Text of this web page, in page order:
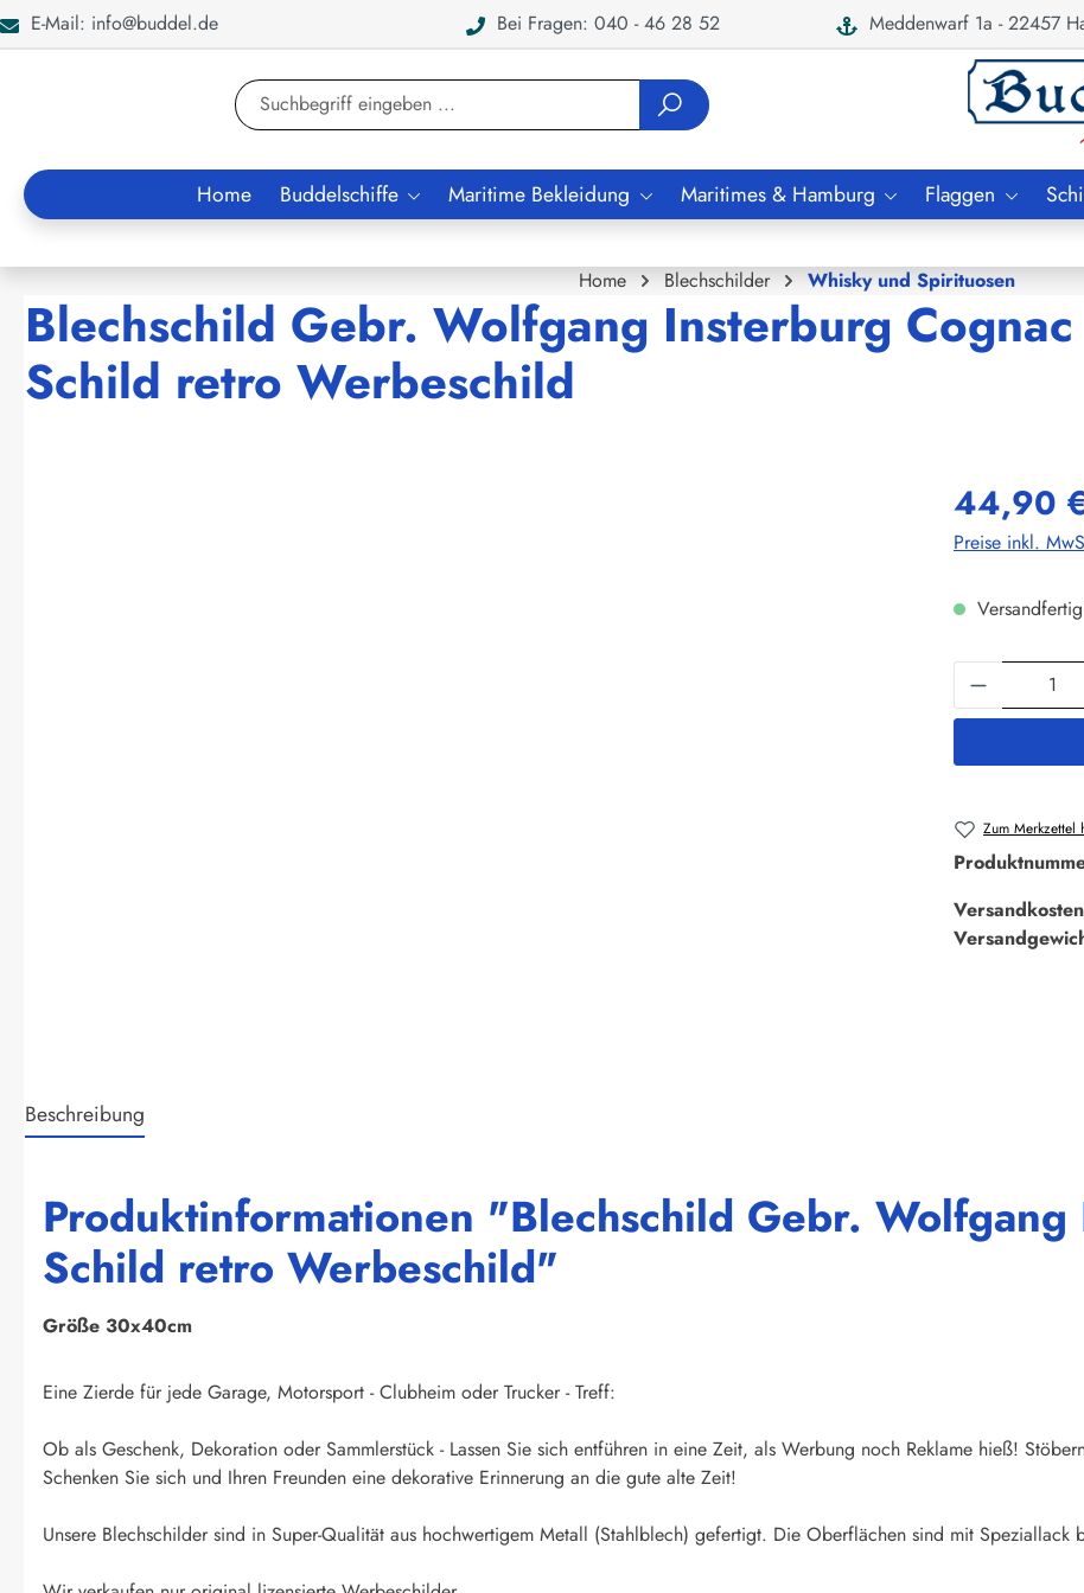
Zur Suche springen
E-Mail: info@buddel.de Bei Fragen: 040 - 46 28 52 Meddenwarf 1a - 22457
Home Buddelschiffe Maritime Bekleidung Maritimes & Hamburg Flaggen
Home Blechschilder Whisky und Spirituosen
Blechschild Gebr. Wolfgang Insterburg Cognac
Schild retro Werbeschild
44,90 €
Preise inkl.
Produkt
Zum Merkzettel
Beschreibung
Produktinformationen "Blechschild Gebr. Wolfgang
Schild retro Werbeschild"
Größe 30x40cm
Eine Zierde für jede Garage, Motorsport - Clubheim oder Trucker - Treff:
Ob als Geschenk, Dekoration oder Sammlerstück - Lassen Sie sich entführen in eine Zeit, als Werbung noch Reklame hieß!
Schenken Sie sich und Ihren Freunden eine dekorative Erinnerung an die gute alte Zeit!
Unsere Blechschilder sind in Super-Qualität aus hochwertigem Metall (Stahlblech) gefertigt. Die Oberflächen sind mit Speziallack